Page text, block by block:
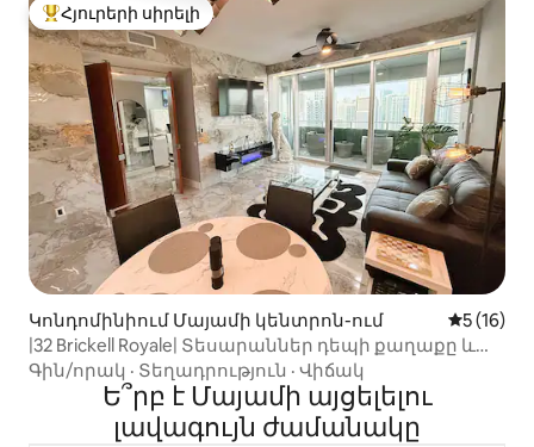
Հյուրերի սիրելի լավագույն տները
Հյուրերի սիրելի
Կոնդոմինիում Մայամի կենտրոն-ում Միջին
5 (16)
|32 Brickell Royale| Տեսարաններ դեպի քաղաքը և
ծովածոցը + շքեղ ապրելավայր
Գին/որակ · Տեղադրություն · Վիճակ
Ե՞րբ է Մայամի այցելելու
լավագույն ժամանակը